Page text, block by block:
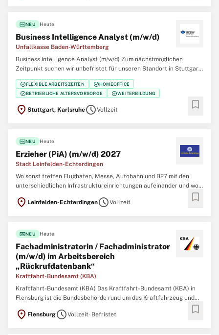
fiber_newNEU Heute
Business Intelligence Analyst (m/w/d)
Unfallkasse Baden-Württemberg
Business Intelligence Analyst (m/w/d) Zum nächstmöglichen
Zeitpunkt suchen wir unbefristet für unseren Standort in Stuttgart
oder Karlsruhe einen Business Intelligence Analyst (m/w/d). Sie
haben ein gutes Gespür für Zahlen und Spaß daran, aus Daten
echte Insights zu gewinnen? Dann
check_circleFLEXIBLE ARBEITSZEITEN check_circleHOMEOFFICE
check_circleBETRIEBLICHE ALTERSVORSORGE check_circleWEITERBILDUNG
location_on Stuttgart, KarlsruhescheduleVollzeit bookmark
fiber_newNEU Heute
Erzieher (PiA) (m/w/d) 2027
Stadt Leinfelden-Echterdingen
Wo sonst treffen Flughafen, Messe, Autobahn und B27 mit den
unterschiedlichen Infrastruktureinrichtungen aufeinander und wo
sonst kann man in einem der wirtschaftsstärksten Orte der Region
in einem familienfreundlichen und familiären Team arbeiten? Die
location_on Leinfelden-EchterdingenscheduleVollzeit bookmark
fiber_newNEU Heute
Fachadministratorin / Fachadministrator
(m/w/d) im Arbeitsbereich
„Rückrufdatenbank“
Kraftfahrt-Bundesamt (KBA)
Kraftfahrt-Bundesamt (KBA) Das Kraftfahrt-Bundesamt (KBA) in
Flensburg ist die Bundesbehörde rund um das Kraftfahrzeug und
seine Nutzenden in Deutschland und in Europa. Es verarbeitet in
seinen Zentralen Registern Informationen über
location_on FlensburgscheduleVollzeit· Befristet bookmark